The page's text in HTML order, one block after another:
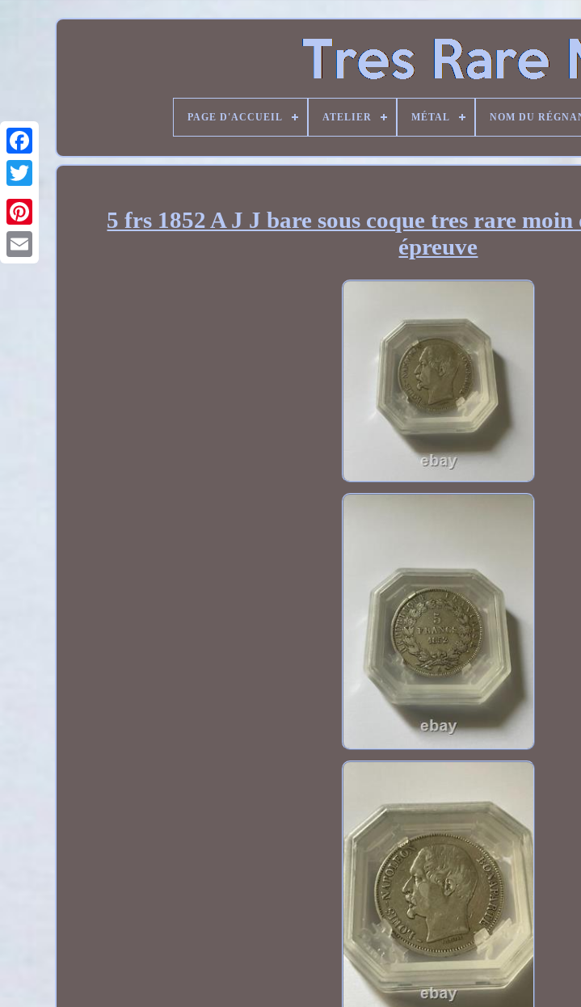
PAGE D'ACCUEIL ATELIER MÉTAL NOM DU
5 frs 1852 A J J bare sous coque tres rare moin
épreuve